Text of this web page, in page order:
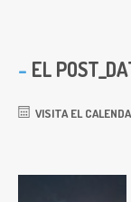
EL
VISITA EL